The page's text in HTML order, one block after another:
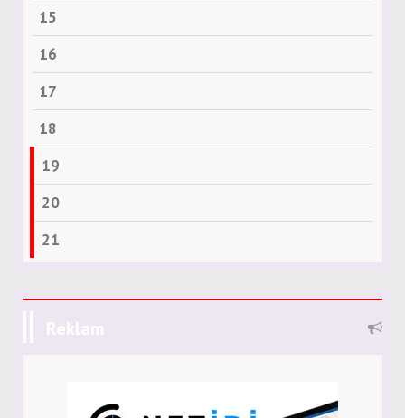
15
16
17
18
19
20
21
Reklam